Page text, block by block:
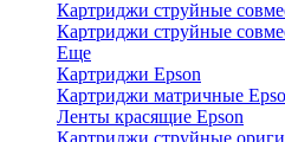
Картриджи струйные
Картриджи струйные
Еще
Картриджи Epson
Картриджи матричные
Ленты красящие Epson
Картриджи струйные